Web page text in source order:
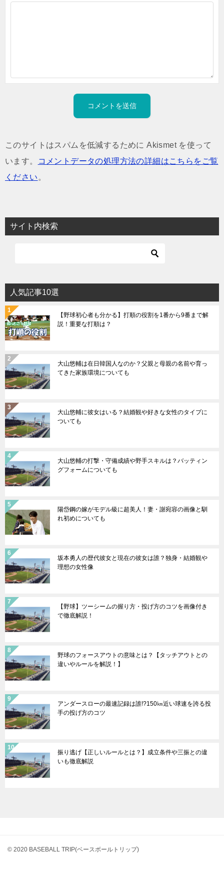
このサイトはスパムを低減するために Akismet を使って
います。
コメントデータの処理方法の詳細はこちらをご覧
ください 。
サイト内検索
人気記事10選
【野球初心者も分かる】打順の役割を1番から9番まで解
説！重要な打順は？
大山悠輔は在日韓国人なのか？父親と母親の名前や育っ
てきた家族環境についても
大山悠輔に彼女はいる？結婚観や好きな女性のタイプに
ついても
大山悠輔の打撃・守備成績や野手スキルは？バッティン
グフォームについても
陽岱鋼の嫁がモデル級に超美人！妻・謝宛容の画像と馴
れ初めについても
坂本勇人の歴代彼女と現在の彼女は誰？独身・結婚観や
理想の女性像
【野球】ツーシームの握り方・投げ方のコツを画像付き
で徹底解説！
野球のフォースアウトの意味とは？【タッチアウトとの
違いやルールを解説！】
アンダースローの最速記録は誰!?150㎞近い球速を誇る投
手の投げ方のコツ
振り逃げ【正しいルールとは？】成立条件や三振との違
いも徹底解説
© 2020 BASEBALL TRIP(ベースボールトリップ)